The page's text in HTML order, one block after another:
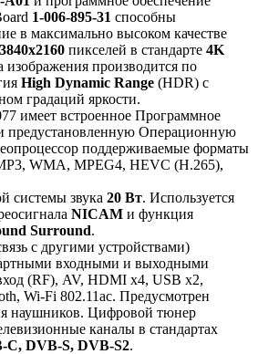
1-006-895-31 способны
в максимально высоком качестве
3840x2160 пикселей в стандарте 4K
изображения производится по
High Dynamic Range (HDR) с
градаций яркости.
имеет встроенное Программное
предустановленную Операционную
поддерживаемые форматы
WMA, MPEG4, HEVC (H.265),
системы звука 20 Вт. Используется
NICAM и функция
Surround.
с другими устройствами)
входными и выходными
(RF), AV, HDMI x4, USB x2,
Wi-Fi 802.11ac. Предусмотрен
наушников. Цифровой тюнер
каналы в стандартах
DVB-S, DVB-S2.